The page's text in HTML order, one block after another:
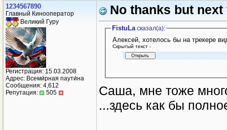
1234567890
Главный Кинооператор
Великий Гуру
Регистрация: 15.03.2008
Адрес: Всеми́рная паути́на
Сообщения: 4,612
Репутация:
505
No thanks but
FistuLaсказал(a):
Алексей, хотелось бы на трекере
Cкрытый текст -
Саша, мне тоже
...здесь как бы